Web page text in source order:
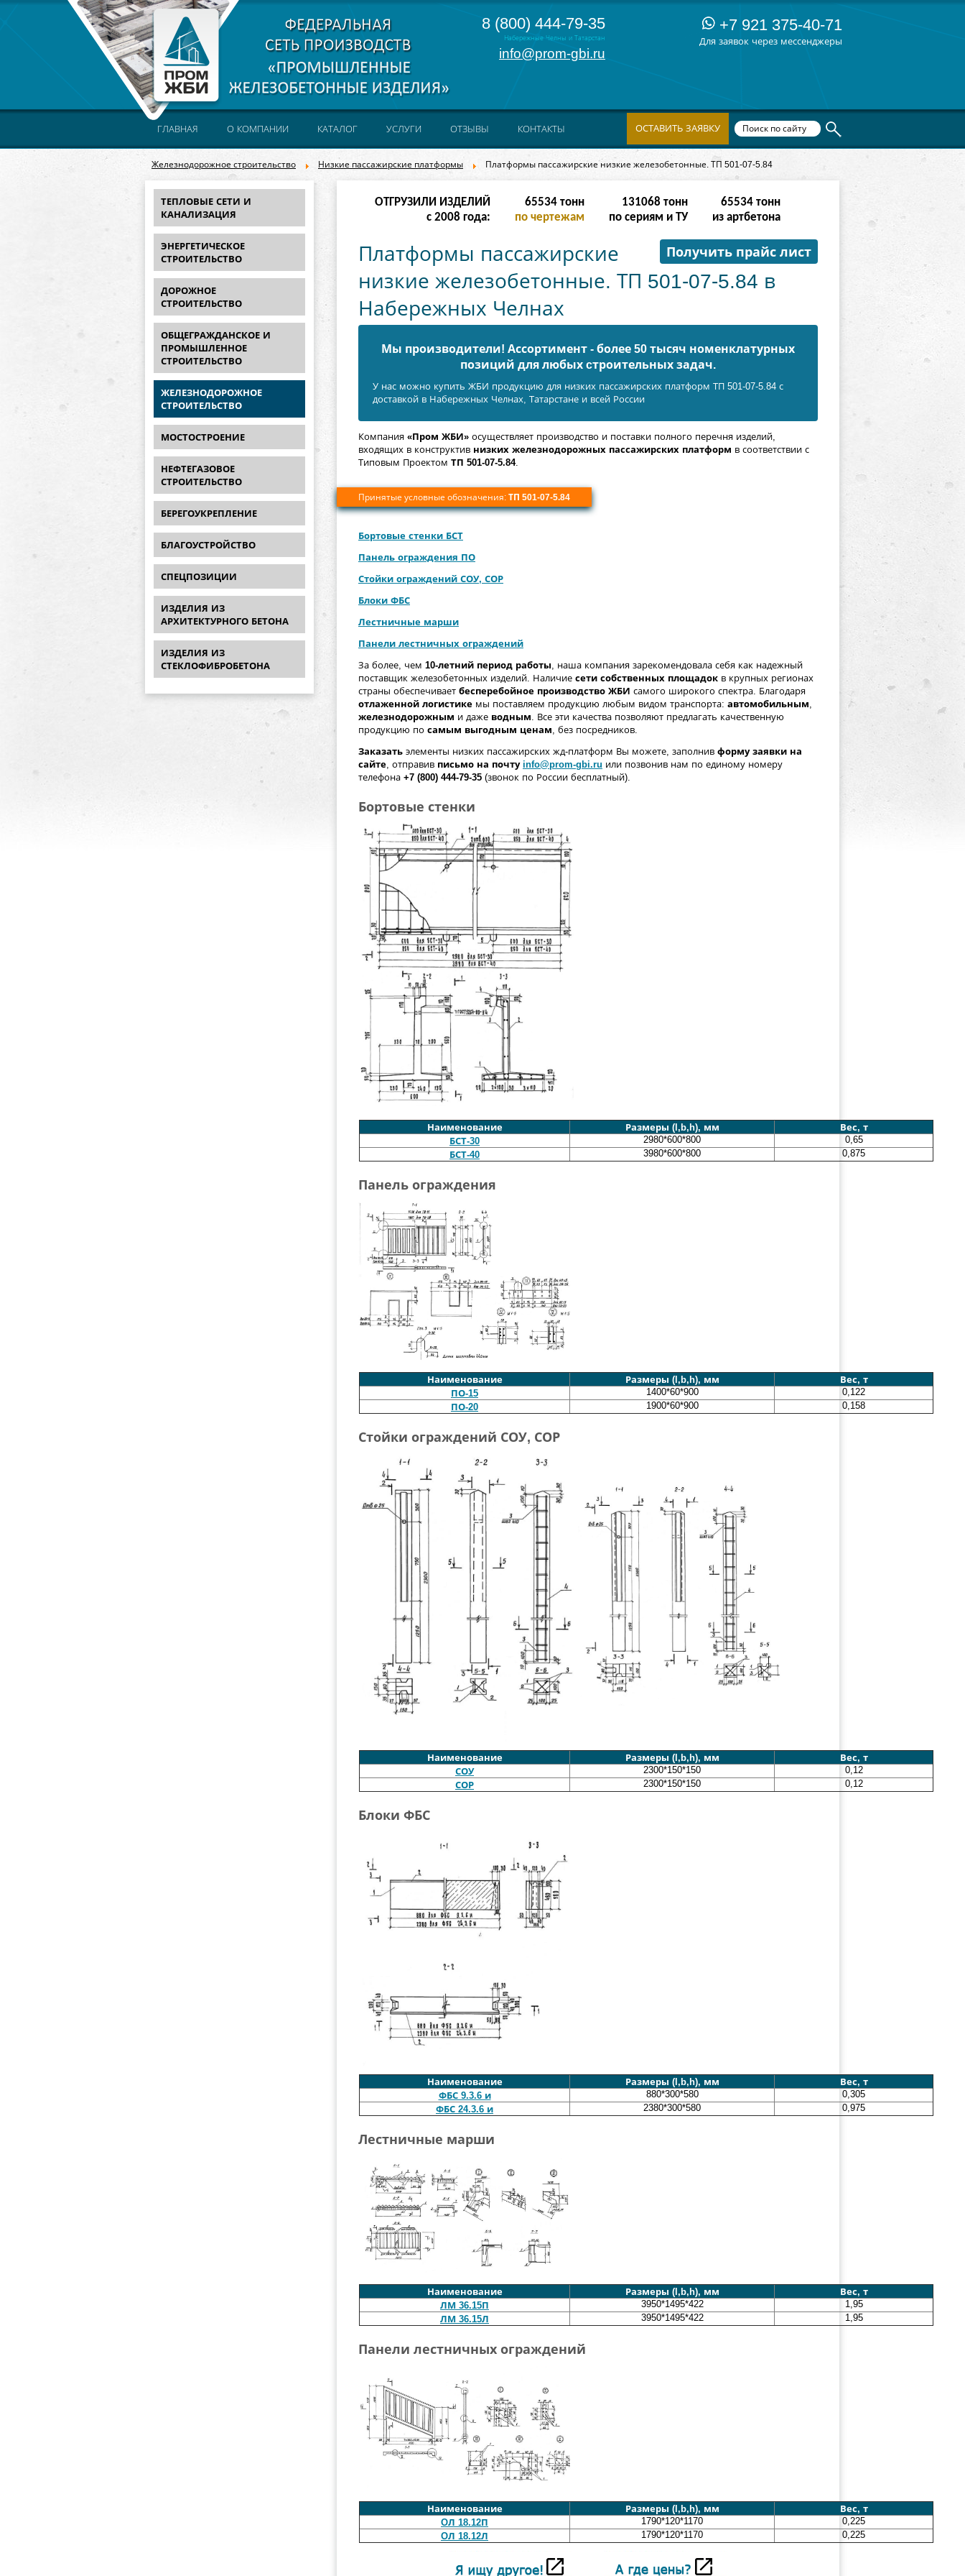
8 (800) 444-79-35
Набережные Челны и Татарстан
info@prom-gbi.ru
+7 921 375-40-71
Для заявок через мессенджеры
Железнодорожное строительство Низкие пассажирские платформы Платформы пассажирские низкие железобетонные. ТП 501-07-5.84
ГЛАВНАЯ О КОМПАНИИ КАТАЛОГ УСЛУГИ ОТЗЫВЫ КОНТАКТЫ ОСТАВИТЬ ЗАЯВКУ
ТЕПЛОВЫЕ СЕТИ И
КАНАЛИЗАЦИЯ
ЭНЕРГЕТИЧЕСКОЕ
СТРОИТЕЛЬСТВО
ДОРОЖНОЕ
СТРОИТЕЛЬСТВО
ОБЩЕГРАЖДАНСКОЕ И
ПРОМЫШЛЕННОЕ
СТРОИТЕЛЬСТВО
ЖЕЛЕЗНОДОРОЖНОЕ
СТРОИТЕЛЬСТВО
МОСТОСТРОЕНИЕ
НЕФТЕГАЗОВОЕ
СТРОИТЕЛЬСТВО
БЕРЕГОУКРЕПЛЕНИЕ
БЛАГОУСТРОЙСТВО
СПЕЦПОЗИЦИИ
ИЗДЕЛИЯ ИЗ
АРХИТЕКТУРНОГО БЕТОНА
ИЗДЕЛИЯ ИЗ
СТЕКЛОФИБРОБЕТОНА
ОТГРУЗИЛИ ИЗДЕЛИЙ
с 2008 года:
262142тонн
по чертежам
238342 тонн
по сериям и ТУ
262142тонн
из артбетона
Получить прайс лист
Платформы пассажирские
низкие железобетонные. ТП 501-07-5.84 в
Набережных Челнах
Мы производители! Ассортимент - более 50 тысяч номенклатурных
позиций для любых cтроительных задач.
У нас можно купить ЖБИ продукцию для низких пассажирских платформ ТП 501-07-5.84 с
доставкой в Набережных Челнах, Татарстане и всей России
Компания «Пром ЖБИ» осуществляет производство и поставки полного перечня изделий,
входящих в конструктив низких железнодорожных пассажирских платформ в соответствии с
Типовым Проектом ТП 501-07-5.84.
Принятые условные обозначения: ТП 501-07-5.84
Бортовые стенки БСТ
Панель ограждения ПО
Стойки ограждений СОУ, СОР
Блоки ФБС
Лестничные марши
Панели лестничных ограждений
За более, чем 10-летний период работы, наша компания зарекомендовала себя как надежный
поставщик железобетонных изделий. Наличие сети собственных площадок в крупных регионах
страны обеспечивает бесперебойное производство ЖБИ самого широкого спектра. Благодаря
отлаженной логистике мы поставляем продукцию любым видом транспорта: автомобильным,
железнодорожным и даже водным. Все эти качества позволяют предлагать качественную
продукцию по самым выгодным ценам, без посредников.
Заказать элементы низких пассажирских жд-платформ Вы можете, заполнив форму заявки на
сайте, отправив письмо на почту info@prom-gbi.ru или позвонив нам по единому номеру
телефона +7 (800) 444-79-35 (звонок по России бесплатный).
Бортовые стенки
Наименование Размеры (l,b,h), мм
Вес, т
БСТ-30
2980*600*800
0,65
БСТ-40
3980*600*800 0,875
Панель ограждения
Наименование Размеры (l,b,h), мм
Вес, т
ПО-15
1400*60*900
0,122
ПО-20
1900*60*900 0,158
Стойки ограждений СОУ, СОР
Наименование Размеры (l,b,h), мм
Вес, т
СОУ
2300*150*150
0,12
СОР
2300*150*150 0,12
Блоки ФБС
Наименование Размеры (l,b,h), мм
Вес, т
ФБС 9.3.6 и
880*300*580
0,305
ФБС 24.3.6 и
2380*300*580 0,975
Лестничные марши
Наименование Размеры (l,b,h), мм
Вес, т
ЛМ 36.15П
3950*1495*422
1,95
ЛМ 36.15Л
3950*1495*422 1,95
Панели лестничных ограждений
Наименование Размеры (l,b,h), мм
Вес, т
OЛ 18.12П
1790*120*1170
0,225
OЛ 18.12Л
1790*120*1170 0,225